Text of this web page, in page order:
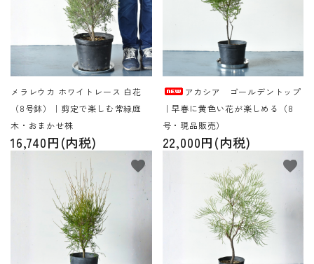
メラレウカ ホワイトレース 白花
（8号鉢）｜剪定で楽しむ常緑庭
木・おまかせ株
16,740円(内税)
アカシア ゴールデントップ
｜早春に黄色い花が楽しめる（8
号・現品販売）
22,000円(内税)
favorite favorite